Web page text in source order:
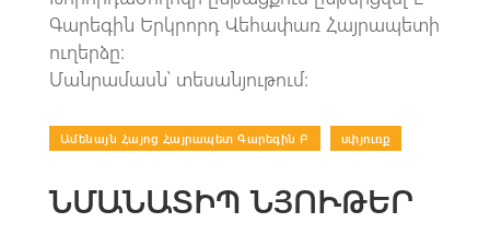
Գարեգին Երկրորդ Վեհափառ Հայրապետի
ուղերձը։
Մանրամասն՝ տեսանյութում։
Ամենայն Հայոց Հայրապետ Գարեգին Բ սփյուռք
ՆՄԱՆԱՏԻՊ ՆՅՈՒԹԵՐ